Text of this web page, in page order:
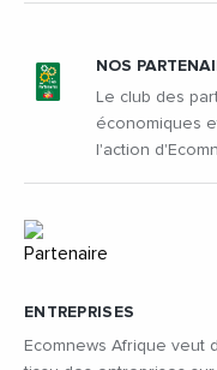
ENTREPRISES
Ecomnews Afrique
NOS
Le club des
économiques
l'action